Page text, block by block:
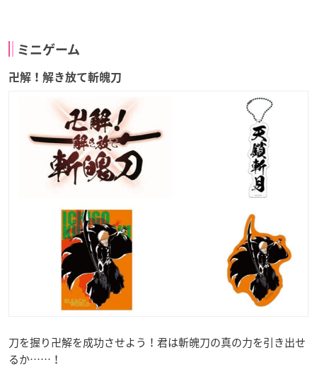
ミニゲーム
卍解！解き放て斬魄刀
刀を握り卍解を成功させよう！君は斬魄刀の真の力を引き出せ
るか……！